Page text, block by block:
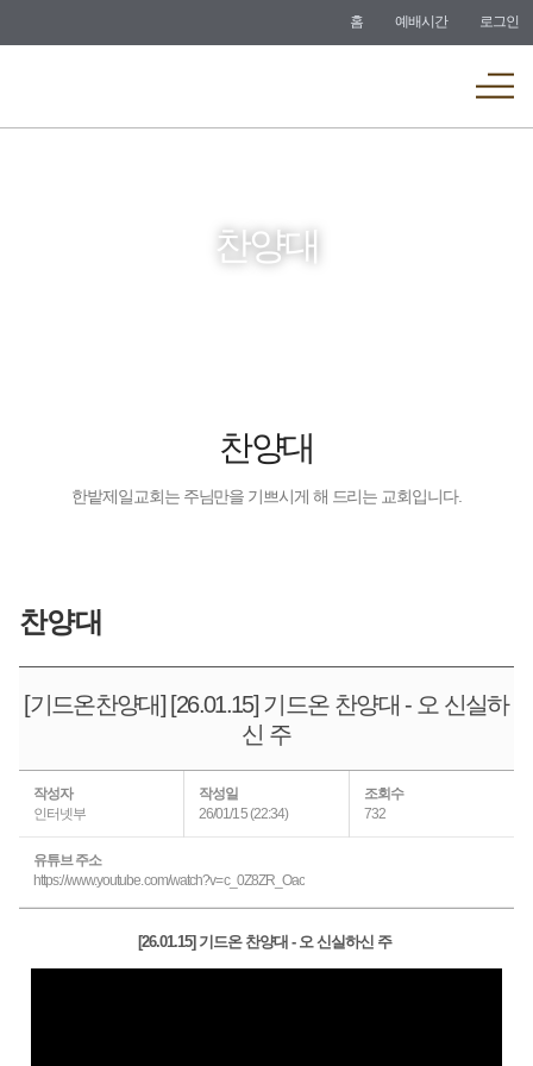
홈 예배시간 로그인
찬양대
찬양대
한밭제일교회는 주님만을 기쁘시게 해 드리는 교회입니다.
찬양대
[기드온찬양대] [26.01.15] 기드온 찬양대 - 오 신실하
신 주
작성자
인터넷부
작성일
26/01/15 (22:34)
조회수
732
유튜브 주소
https://www.youtube.com/watch?v=c_0Z8ZR_Oac
[26.01.15] 기드온 찬양대 - 오 신실하신 주